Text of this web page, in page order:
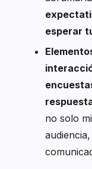
esperar
no solo